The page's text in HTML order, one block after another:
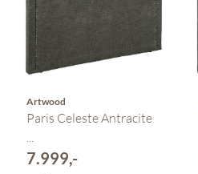
Artwood
Paris Celeste Antracite
7.999,-